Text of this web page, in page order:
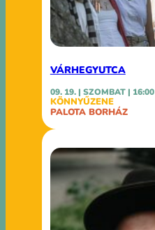
VÁRHEGYUTCA
09. 19. | SZOMBAT | 16:00
KÖNNYŰZENE
PALOTA BORHÁZ